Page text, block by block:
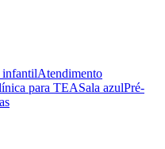
infantilAtendimento
para TEASala azulPré-